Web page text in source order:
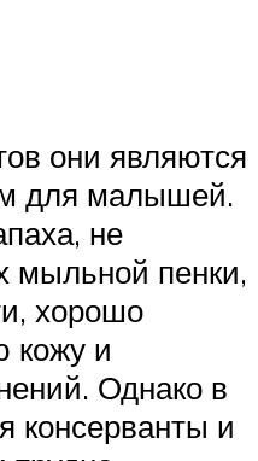
они являются
для малышей.
не
мыльной пенки,
хорошо
кожу и
Однако в
консерванты и